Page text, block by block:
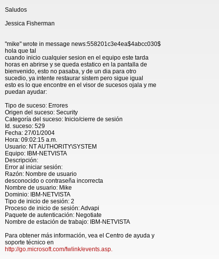
Saludos
Jessica Fisherman
"mike" wrote in message news:558201c3e4ea$4abcc030$
hola que tal
cuando inicio cualquier sesion en el equipo este tarda
horas en abrirse y se queda estatico en la pantalla de
bienvenido, esto no pasaba, y de un dia para otro
sucedio, ya intente restaurar sistem pero sigue igual
esto es lo que encontre en el visor de sucesos ojala y me
puedan ayudar:
Tipo de suceso: Errores
Origen del suceso: Security
Categoría del suceso: Inicio/cierre de sesión
Id. suceso: 529
Fecha: 27/01/2004
Hora: 09:02:15 a.m.
Usuario: NT AUTHORITY\SYSTEM
Equipo: IBM-NETVISTA
Descripción:
Error al iniciar sesión:
Razón: Nombre de usuario
desconocido o contraseña incorrecta
Nombre de usuario: Mike
Dominio: IBM-NETVISTA
Tipo de inicio de sesión: 2
Proceso de inicio de sesión: Advapi
Paquete de autenticación: Negotiate
Nombre de estación de trabajo: IBM-NETVISTA
Para obtener más información, vea el Centro de ayuda y
soporte técnico en
http://go.microsoft.com/fwlink/events.asp.